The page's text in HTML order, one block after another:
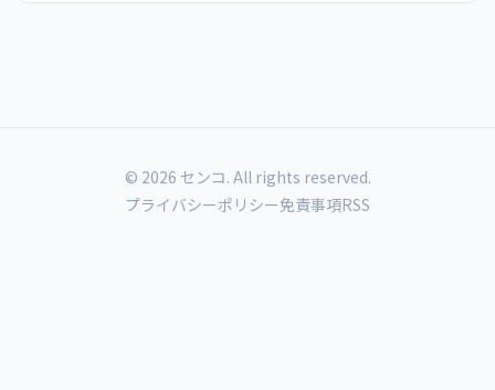
© 2026 センコ. All rights reserved.
プライバシーポリシー免責事項RSS